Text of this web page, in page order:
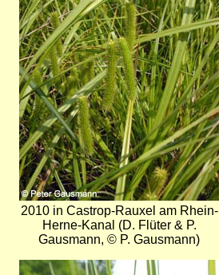
2010 in Castrop-Rauxel am Rhein-
Herne-Kanal (D. Flüter & P.
Gausmann, © P. Gausmann)
Bild